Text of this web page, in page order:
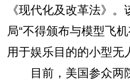
《现代化及改革法》
局“不得颁布与模型飞
用于娱乐目的的小型无
目前，美国参众两